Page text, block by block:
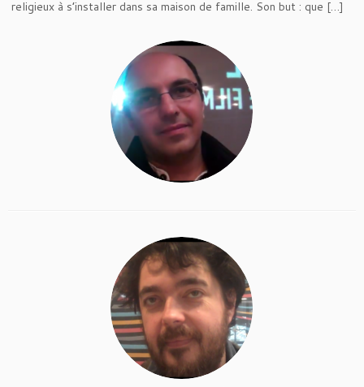
religieux à s’installer dans sa maison de famille. Son but : que […]